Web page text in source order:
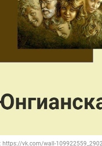
https://vk.com/wall-